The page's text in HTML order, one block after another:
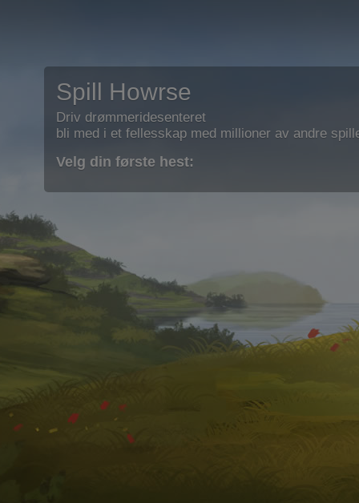
Spill Howrse
Driv drømmeridesenteret
bli med i et fellesskap med millioner av andre
Velg din første hest: